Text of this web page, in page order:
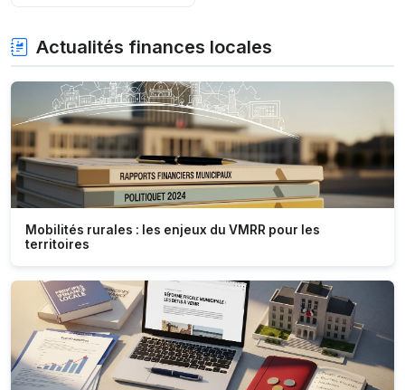
Actualités finances locales
Mobilités rurales : les enjeux du VMRR pour les
territoires